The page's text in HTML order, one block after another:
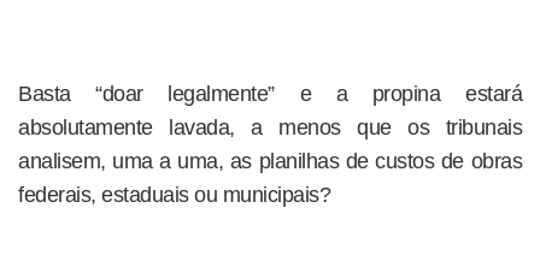
Basta “doar legalmente” e a propina estará
absolutamente lavada, a menos que os tribunais
analisem, uma a uma, as planilhas de custos de obras
federais, estaduais ou municipais?